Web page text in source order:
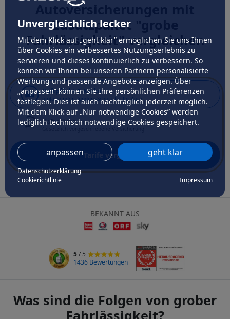
Unvergleichlich lecker
Mit dem Klick auf „geht klar” ermöglichen Sie uns Ihnen
über Cookies ein verbessertes Nutzungserlebnis zu
servieren und dieses kontinuierlich zu verbessern. So
können wir Ihnen bei unseren Partnern personalisierte
Werbung und passende Angebote anzeigen. Über
„anpassen” können Sie Ihre persönlichen Präferenzen
festlegen. Dies ist auch nachträglich jederzeit möglich.
Mit dem Klick auf „Nur notwendige Cookies” werden
lediglich technisch notwendige Cookies gespeichert.
anpassen geht klar
Datenschutzerklärung
Cookierichtlinie
Impressum
Autoversicherungen mit
Zusatzpaket "grobe
Fahrlässigkeit" vergleichen
Art der Deckung
Haftpflicht & Kasko
umfassender Rundum-Schutz für Ihr Auto
Haftpflicht
Gesetzlich vorgeschriebene Versicherung
Tarife vergleichen
BEKANNT AUS
5/ 5
1436 Bewertungen
Was sind die Folgen von grober